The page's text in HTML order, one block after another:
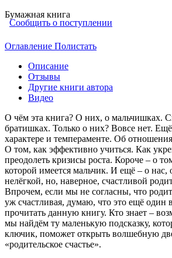
Бумажная книга
Сообщить о поступлении
Оглавление Полистать
Описание
Отзывы
Другие книги автора
Видео
О чём эта книга? О них, о мальчишках.
братишках. Только о них? Вовсе нет.
характере и темпераменте. Об
О том, как эффективно учиться. Как
преодолеть кризисы роста. Короче – о
которой имеется мальчик. И ещё – о нас,
нелёгкой, но, наверное, счастливой
Впрочем, если мы не согласны, что
уж счастливая, думаю, что это ещё один
прочитать данную книгу. Кто знает –
мы найдём ту маленькую подсказку,
ключик, поможет открыть волшебную
«родительское счастье».